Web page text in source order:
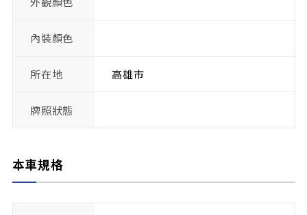
內裝顏色
所在地 高雄市
牌照狀態
本車規格